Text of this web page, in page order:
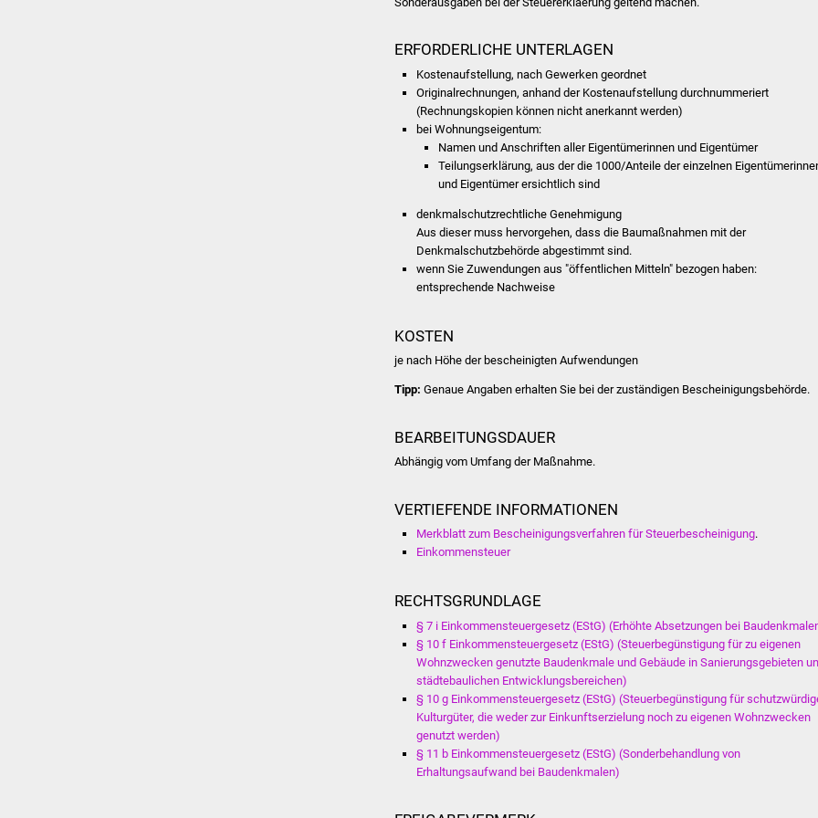
ERFORDERLICHE UNTERLAGEN
Kostenaufstellung, nach Gewerken geordnet
Originalrechnungen, anhand der Kostenaufstellung durchnummeriert
(Rechnungskopien können nicht anerkannt werden)
bei Wohnungseigentum:
Namen und Anschriften aller Eigentümerinnen und Eigentümer
Teilungserklärung, aus der die 1000/Anteile der einzelnen
und Eigentümer ersichtlich sind
denkmalschutzrechtliche Genehmigung
Aus dieser muss hervorgehen, dass die Baumaßnahmen mit der
Denkmalschutzbehörde abgestimmt sind.
wenn Sie Zuwendungen aus "öffentlichen Mitteln" bezogen haben:
entsprechende Nachweise
KOSTEN
je nach Höhe der bescheinigten Aufwendungen
Tipp: Genaue Angaben erhalten Sie bei der zuständigen Bescheinigungsbehörde.
BEARBEITUNGSDAUER
Abhängig vom Umfang der Maßnahme.
VERTIEFENDE INFORMATIONEN
Merkblatt zum Bescheinigungsverfahren für Steuerbescheinigung.
Einkommensteuer
RECHTSGRUNDLAGE
§ 7 i Einkommensteuergesetz (EStG) (Erhöhte Absetzungen bei
§ 10 f Einkommensteuergesetz (EStG) (Steuerbegünstigung für zu eigenen
Wohnzwecken genutzte Baudenkmale und Gebäude in Sanierungsgebieten
städtebaulichen Entwicklungsbereichen)
§ 10 g Einkommensteuergesetz (EStG) (Steuerbegünstigung für
Kulturgüter, die weder zur Einkunftserzielung noch zu eigenen Wohnzwecken
genutzt werden)
§ 11 b Einkommensteuergesetz (EStG) (Sonderbehandlung von
Erhaltungsaufwand bei Baudenkmalen)